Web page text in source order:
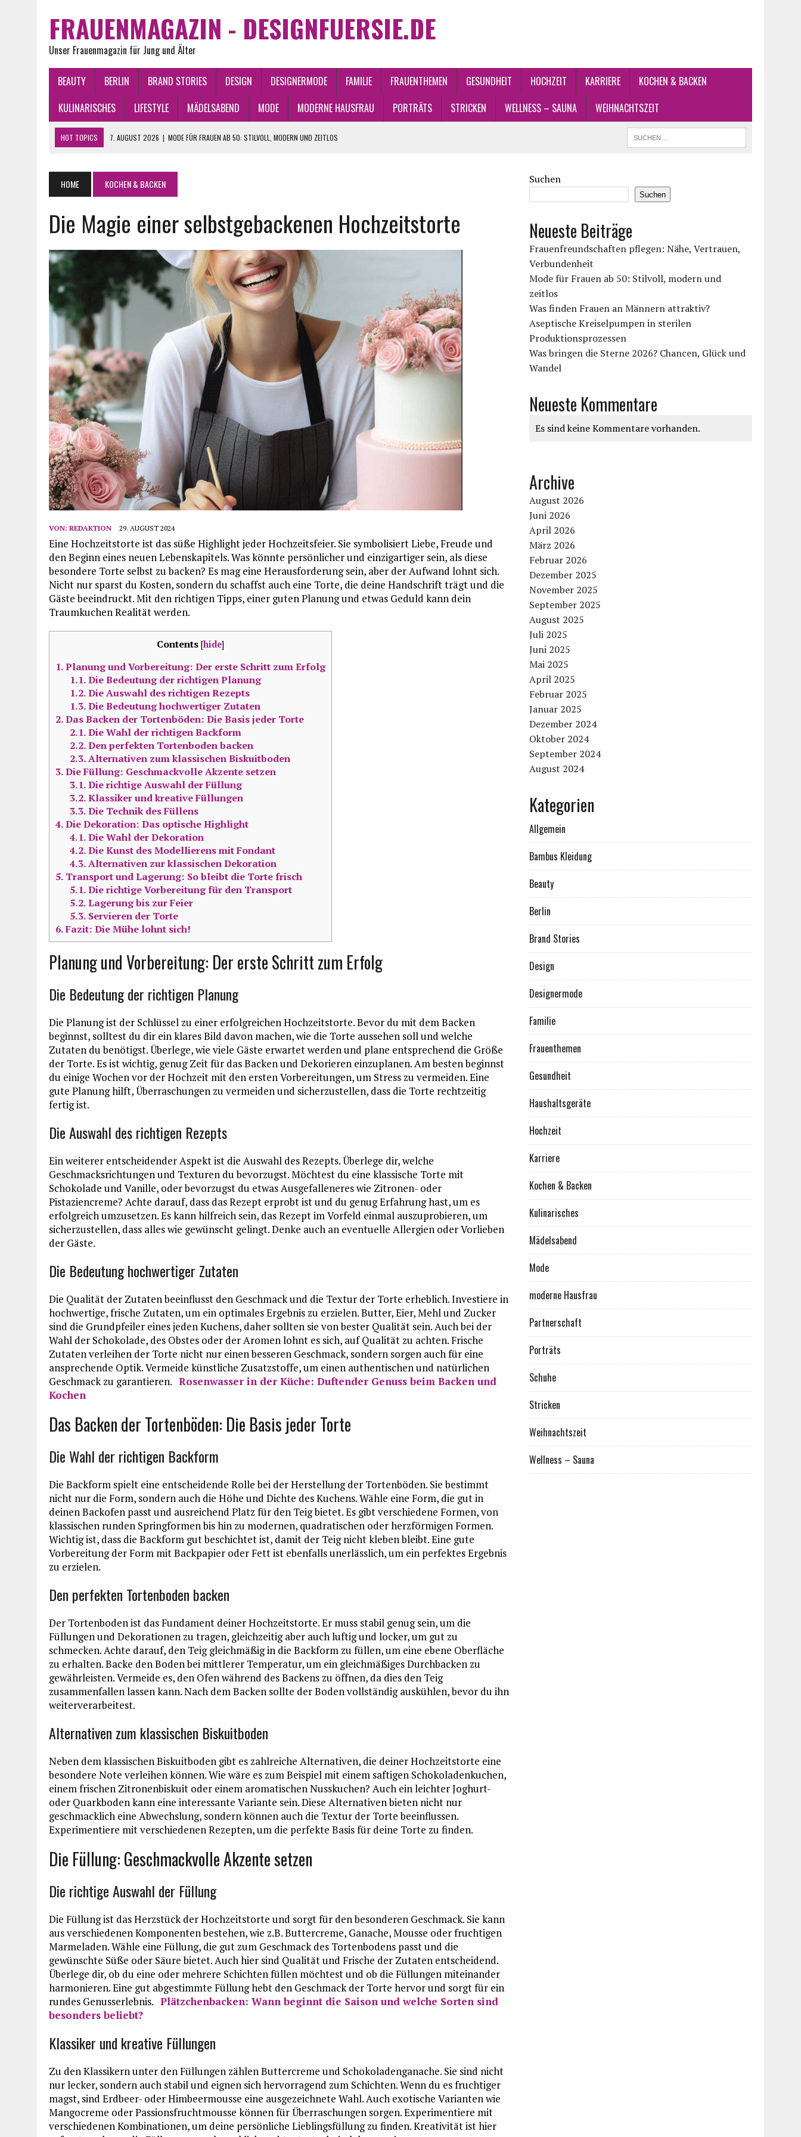
FRAUENMAGAZIN - DESIGNFUERSIE.DE
Unser Frauenmagazin für Jung und Älter
BEAUTY BERLIN BRAND STORIES DESIGN DESIGNERMODE FAMILIE FRAUENTHEMEN GESUNDHEIT HOCHZEIT KARRIERE
KOCHEN & BACKEN
KULINARISCHES
LIFESTYLE MÄDELSABEND MODE MODERNE HAUSFRAU PORTRÄTS STRICKEN WELLNESS – SAUNA WEIHNACHTSZEIT
HOT TOPICS 7. AUGUST 2026 | MODE FÜR FRAUEN AB 50: STILVOLL, MODERN UND ZEITLOS
2. JUNI 2026 | WAS BRINGEN DIE STERNE 2026? CHANCEN, GLÜCK UND WANDEL
8. AUGUST 2026
FRAUENFREUNDSCHAFTEN PFLEGEN: NÄHE, VERTRAUEN, VERBUNDENHEIT
HOME KOCHEN & BACKEN
Die Magie einer selbstgebackenen Hochzeitstorte
VON: REDAKTION 29. AUGUST 2024
Eine Hochzeitstorte ist das süße Highlight jeder Hochzeitsfeier. Sie symbolisiert Liebe, Freude und
den Beginn eines neuen Lebenskapitels. Was könnte persönlicher und einzigartiger sein, als diese
besondere Torte selbst zu backen? Es mag eine Herausforderung sein, aber der Aufwand lohnt sich.
Nicht nur sparst du Kosten, sondern du schaffst auch eine Torte, die deine Handschrift trägt und die
Gäste beeindruckt. Mit den richtigen Tipps, einer guten Planung und etwas Geduld kann dein
Traumkuchen Realität werden.
Contents [hide]
1.Planung und Vorbereitung: Der erste Schritt zum Erfolg
1.1.Die Bedeutung der richtigen Planung
1.2.Die Auswahl des richtigen Rezepts
1.3.Die Bedeutung hochwertiger Zutaten
2.Das Backen der Tortenböden: Die Basis jeder Torte
2.1.Die Wahl der richtigen Backform
2.2.Den perfekten Tortenboden backen
2.3.Alternativen zum klassischen Biskuitboden
3.Die Füllung: Geschmackvolle Akzente setzen
3.1.Die richtige Auswahl der Füllung
3.2.Klassiker und kreative Füllungen
3.3.Die Technik des Füllens
4.Die Dekoration: Das optische Highlight
4.1.Die Wahl der Dekoration
4.2.Die Kunst des Modellierens mit Fondant
4.3.Alternativen zur klassischen Dekoration
5. Transport und Lagerung: So bleibt die Torte frisch
5.1.Die richtige Vorbereitung für den Transport
5.2.Lagerung bis zur Feier
5.3. Servieren der Torte
6.Fazit: Die Mühe lohnt sich!
Planung und Vorbereitung: Der erste Schritt zum Erfolg
Die Bedeutung der richtigen Planung
Die Planung ist der Schlüssel zu einer erfolgreichen Hochzeitstorte. Bevor du mit dem Backen
beginnst, solltest du dir ein klares Bild davon machen, wie die Torte aussehen soll und welche
Zutaten du benötigst. Überlege, wie viele Gäste erwartet werden und plane entsprechend die Größe
der Torte. Es ist wichtig, genug Zeit für das Backen und Dekorieren einzuplanen. Am besten beginnst
du einige Wochen vor der Hochzeit mit den ersten Vorbereitungen, um Stress zu vermeiden. Eine
gute Planung hilft, Überraschungen zu vermeiden und sicherzustellen, dass die Torte rechtzeitig
fertig ist.
Die Auswahl des richtigen Rezepts
Ein weiterer entscheidender Aspekt ist die Auswahl des Rezepts. Überlege dir, welche
Geschmacksrichtungen und Texturen du bevorzugst. Möchtest du eine klassische Torte mit
Schokolade und Vanille, oder bevorzugst du etwas Ausgefalleneres wie Zitronen- oder
Pistaziencreme? Achte darauf, dass das Rezept erprobt ist und du genug Erfahrung hast, um es
erfolgreich umzusetzen. Es kann hilfreich sein, das Rezept im Vorfeld einmal auszuprobieren, um
sicherzustellen, dass alles wie gewünscht gelingt. Denke auch an eventuelle Allergien oder Vorlieben
der Gäste.
Die Bedeutung hochwertiger Zutaten
Die Qualität der Zutaten beeinflusst den Geschmack und die Textur der Torte erheblich. Investiere in
hochwertige, frische Zutaten, um ein optimales Ergebnis zu erzielen. Butter, Eier, Mehl und Zucker
sind die Grundpfeiler eines jeden Kuchens, daher sollten sie von bester Qualität sein. Auch bei der
Wahl der Schokolade, des Obstes oder der Aromen lohnt es sich, auf Qualität zu achten. Frische
Zutaten verleihen der Torte nicht nur einen besseren Geschmack, sondern sorgen auch für eine
ansprechende Optik. Vermeide künstliche Zusatzstoffe, um einen authentischen und natürlichen
Geschmack zu garantieren. Rosenwasser in der Küche: Duftender Genuss beim Backen und
Kochen
Das Backen der Tortenböden: Die Basis jeder Torte
Die Wahl der richtigen Backform
Die Backform spielt eine entscheidende Rolle bei der Herstellung der Tortenböden. Sie bestimmt
nicht nur die Form, sondern auch die Höhe und Dichte des Kuchens. Wähle eine Form, die gut in
deinen Backofen passt und ausreichend Platz für den Teig bietet. Es gibt verschiedene Formen, von
klassischen runden Springformen bis hin zu modernen, quadratischen oder herzförmigen Formen.
Wichtig ist, dass die Backform gut beschichtet ist, damit der Teig nicht kleben bleibt. Eine gute
Vorbereitung der Form mit Backpapier oder Fett ist ebenfalls unerlässlich, um ein perfektes Ergebnis
zu erzielen.
Den perfekten Tortenboden backen
Der Tortenboden ist das Fundament deiner Hochzeitstorte. Er muss stabil genug sein, um die
Füllungen und Dekorationen zu tragen, gleichzeitig aber auch luftig und locker, um gut zu
schmecken. Achte darauf, den Teig gleichmäßig in die Backform zu füllen, um eine ebene Oberfläche
zu erhalten. Backe den Boden bei mittlerer Temperatur, um ein gleichmäßiges Durchbacken zu
gewährleisten. Vermeide es, den Ofen während des Backens zu öffnen, da dies den Teig
zusammenfallen lassen kann. Nach dem Backen sollte der Boden vollständig auskühlen, bevor du ihn
weiterverarbeitest.
Alternativen zum klassischen Biskuitboden
Neben dem klassischen Biskuitboden gibt es zahlreiche Alternativen, die deiner Hochzeitstorte eine
besondere Note verleihen können. Wie wäre es zum Beispiel mit einem saftigen Schokoladenkuchen,
einem frischen Zitronenbiskuit oder einem aromatischen Nusskuchen? Auch ein leichter Joghurt-
oder Quarkboden kann eine interessante Variante sein. Diese Alternativen bieten nicht nur
geschmacklich eine Abwechslung, sondern können auch die Textur der Torte beeinflussen.
Experimentiere mit verschiedenen Rezepten, um die perfekte Basis für deine Torte zu finden.
Die Füllung: Geschmackvolle Akzente setzen
Die richtige Auswahl der Füllung
Die Füllung ist das Herzstück der Hochzeitstorte und sorgt für den besonderen Geschmack. Sie kann
aus verschiedenen Komponenten bestehen, wie z.B. Buttercreme, Ganache, Mousse oder fruchtigen
Marmeladen. Wähle eine Füllung, die gut zum Geschmack des Tortenbodens passt und die
gewünschte Süße oder Säure bietet. Auch hier sind Qualität und Frische der Zutaten entscheidend.
Überlege dir, ob du eine oder mehrere Schichten füllen möchtest und ob die Füllungen miteinander
harmonieren. Eine gut abgestimmte Füllung hebt den Geschmack der Torte hervor und sorgt für ein
rundes Genusserlebnis. Plätzchenbacken: Wann beginnt die Saison und welche Sorten sind
besonders beliebt?
Klassiker und kreative Füllungen
Zu den Klassikern unter den Füllungen zählen Buttercreme und Schokoladenganache. Sie sind nicht
nur lecker, sondern auch stabil und eignen sich hervorragend zum Schichten. Wenn du es fruchtiger
magst, sind Erdbeer- oder Himbeermousse eine ausgezeichnete Wahl. Auch exotische Varianten wie
Mangocreme oder Passionsfruchtmousse können für Überraschungen sorgen. Experimentiere mit
verschiedenen Kombinationen, um deine persönliche Lieblingsfüllung zu finden. Kreativität ist hier
Suchen
Suchen
Neueste Beiträge
Frauenfreundschaften pflegen: Nähe, Vertrauen,
Verbundenheit
Mode für Frauen ab 50: Stilvoll, modern und
zeitlos
Was finden Frauen an Männern attraktiv?
Aseptische Kreiselpumpen in sterilen
Produktionsprozessen
Was bringen die Sterne 2026? Chancen, Glück und
Wandel
Neueste Kommentare
Es sind keine Kommentare vorhanden.
Archive
August 2026
Juni 2026
April 2026
März 2026
Februar 2026
Dezember 2025
November 2025
September 2025
August 2025
Juli 2025
Juni 2025
Mai 2025
April 2025
Februar 2025
Januar 2025
Dezember 2024
Oktober 2024
September 2024
August 2024
Kategorien
Allgemein
Bambus Kleidung
Beauty
Berlin
Brand Stories
Design
Designermode
Familie
Frauenthemen
Gesundheit
Haushaltsgeräte
Hochzeit
Karriere
Kochen & Backen
Kulinarisches
Mädelsabend
Mode
moderne Hausfrau
Partnerschaft
Porträts
Schuhe
Stricken
Weihnachtszeit
Wellness – Sauna